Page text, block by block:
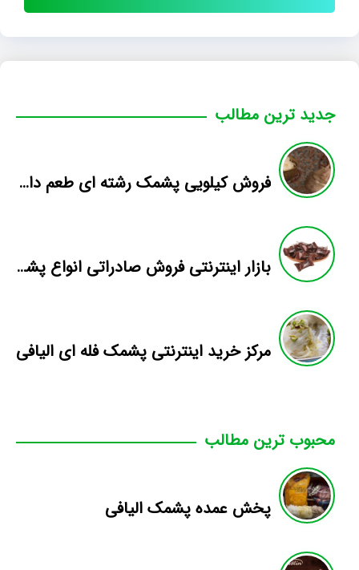
جدید ترین مطالب
فروش کیلویی پشمک رشته ای طعم دار میوه
بازار اینترنتی فروش صادراتی انواع پشمک الیافی/شکلاتی
مرکز خرید اینترنتی پشمک فله ای الیافی
محبوب ترین مطالب
پخش عمده پشمک الیافی